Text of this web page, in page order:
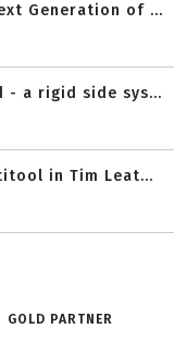
Generation of ...
- a rigid side sys...
in Tim Leat...
GOLD PARTNER